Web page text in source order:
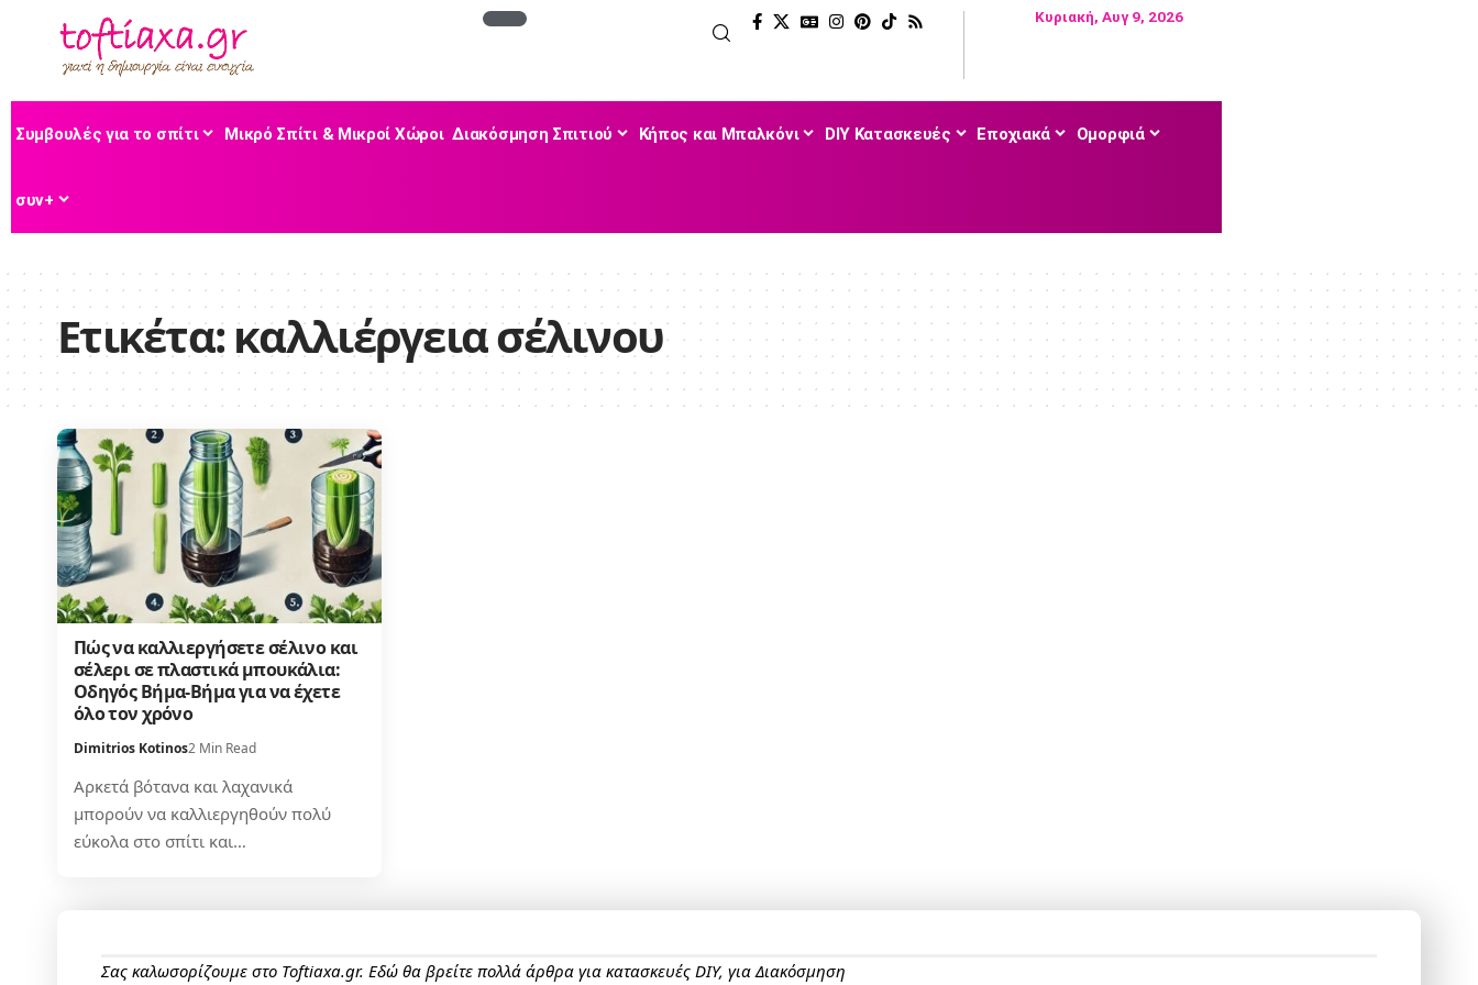
Κυριακή, Αυγ 9, 2026
Συμβουλές για το σπίτι Μικρό Σπίτι & Μικροί Χώροι Διακόσμηση Σπιτιού Κήπος και Μπαλκόνι DIY Κατασκευές Εποχιακά Ομορφιά
συν+
Ετικέτα: καλλιέργεια σέλινου
Πώς να καλλιεργήσετε σέλινο και
σέλερι σε πλαστικά μπουκάλια:
Οδηγός Βήμα-Βήμα για να έχετε
όλο τον χρόνο
Dimitrios Kotinos2 Min Read
Αρκετά βότανα και λαχανικά
μπορούν να καλλιεργηθούν πολύ
εύκολα στο σπίτι και…
Σας καλωσορίζουμε στο Toftiaxa.gr. Εδώ θα βρείτε πολλά άρθρα για κατασκευές DIY, για Διακόσμηση